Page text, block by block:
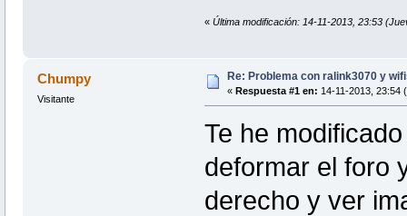
« Última modificación: 14-11-2013, 23:53
Chumpy
Visitante
Re: Problema con ralink3070 y
« Respuesta #1 en: 14-11-2013, 23:54
Te he
deformar el foro
derecho y ver